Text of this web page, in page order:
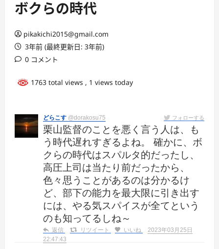
ボクらの時代
pikakichi2015@gmail.com
3年前 (最終更新日: 3年前)
0 コメント
1763 total views , 1 views today
どらこす @dorakosu75 フォローする
栗山監督のことを悪く言う人は、も
う時代遅れすぎるよね。 確かに、ボ
クらの時代はスパルタ的だったし、
高圧上司は当たり前だったから、
色々思うことがあるのは分かるけ
ど、部下の能力を最大限に引き出す
には、やる気スパイスが全てという
のも知ってるしね～
返信 リツイート いいね
2023年03月25日
22:47:43